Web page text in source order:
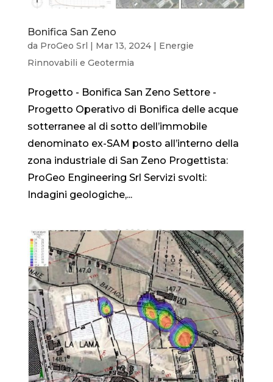
Bonifica San Zeno
da ProGeo Srl | Mar 13, 2024| Energie
Rinnovabili e Geotermia
Progetto - Bonifica San Zeno Settore -
Progetto Operativo di Bonifica delle acque
sotterranee al di sotto dell’immobile
denominato ex-SAM posto all’interno della
zona industriale di San Zeno Progettista:
ProGeo Engineering Srl Servizi svolti:
Indagini geologiche,...